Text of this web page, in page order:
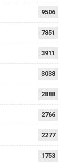
9506
7851
3911
3038
2888
2766
2277
1753